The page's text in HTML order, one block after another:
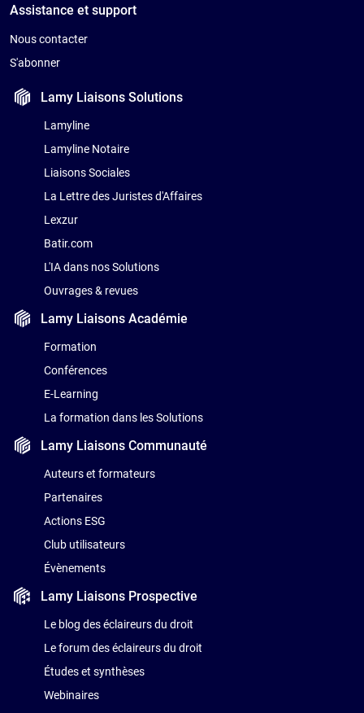
Assistance et support
Nous contacter
S'abonner
Lamy LiaisonsSolutions
Lamyline
Lamyline Notaire
Liaisons Sociales
La Lettre des Juristes d'Affaires
Lexzur
Batir.com
L'IA dans nos Solutions
Ouvrages & revues
Lamy LiaisonsAcadémie
Formation
Conférences
E-Learning
La formation dans les Solutions
Lamy LiaisonsCommunauté
Auteurs et formateurs
Partenaires
Actions ESG
Club utilisateurs
Évènements
Lamy Liaisons Prospective
Le blog des éclaireurs du droit
Le forum des éclaireurs du droit
Études et synthèses
Webinaires